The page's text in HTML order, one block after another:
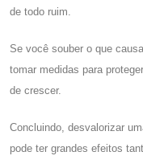
de todo ruim.
Se você souber o que
tomar medidas para
de crescer.
Concluindo, desvalorizar
pode ter grandes efeitos